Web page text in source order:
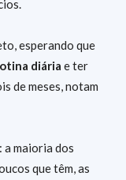
esperando que
diária e ter
de meses, notam
maioria dos
que têm, as